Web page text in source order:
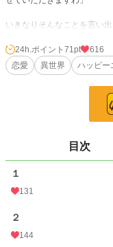
いきなりそんなことを言い
第二王子ウォルス殿下と私
に相応しいのは自分だと父
ウォルス殿下は穏やかで王
太子に鞍替えしたのだ。
だが当人であるウォルス殿
それどころか、お姉様の代
わって毎日花束を届けてく
私は姉のやらかしにひたす
生きとして見えて――
「国を追い出された悪女は
https://
24h.ポイント 71pt
616
恋愛
異世界 ハッピー
目次
１
131
２
144